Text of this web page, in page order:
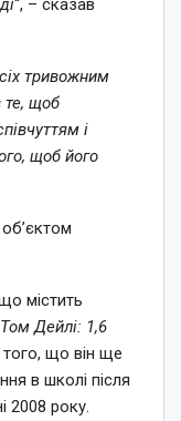
“, – сказав
тривожним
те, щоб
і
щоб його
містить
Том Дейлі: 1,6
того, що він ще
в школі після
2008 року.